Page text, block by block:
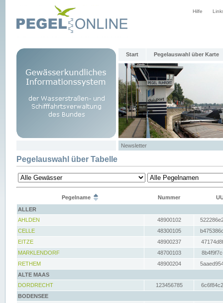
Hilfe
Start Pegelauswahl über Karte
Newsletter
Pegelauswahl über Tabelle
Pegelname Nummer
ALLER
AHLDEN
48900102
CELLE
48300105
EITZE
48900237
MARKLENDORF
48700103
RETHEM
48900204
ALTE MAAS
DORDRECHT
123456785
BODENSEE